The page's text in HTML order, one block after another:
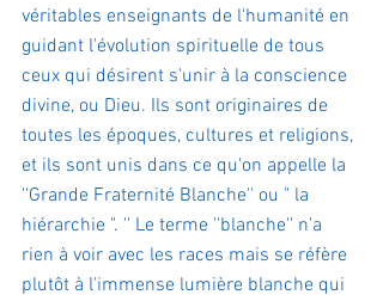
véritables enseignants de l'humanité en
guidant l'évolution spirituelle de tous
ceux qui désirent s'unir à la conscience
divine, ou Dieu. Ils sont originaires de
toutes les époques, cultures et religions,
et ils sont unis dans ce qu'on appelle la
''Grande Fraternité Blanche'' ou " la
hiérarchie ". '' Le terme ''blanche'' n'a
rien à voir avec les races mais se réfère
plutôt à l'immense lumière blanche qui